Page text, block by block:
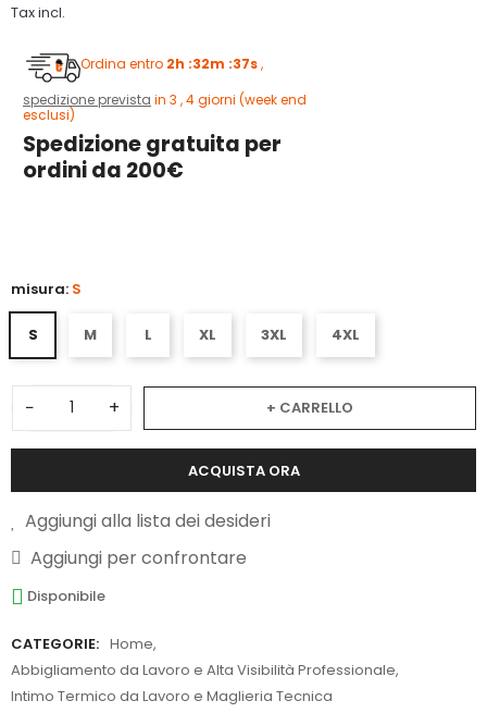
Tax incl.
Ordina entro 2h :32m :36s,
spedizione prevista in 3 , 4 giorni (week end
esclusi)
Spedizione gratuita per
ordini da 200€
misura: S
S M L XL 3XL 4XL
− + + CARRELLO
ACQUISTA ORA
Aggiungi alla lista dei desideri
Aggiungi per confrontare
Disponibile
CATEGORIE: Home,
Abbigliamento da Lavoro e Alta Visibilità Professionale,
Intimo Termico da Lavoro e Maglieria Tecnica